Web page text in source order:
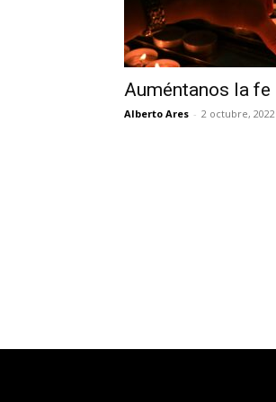
Auméntanos la fe
Alberto Ares - 2 octubre, 2022